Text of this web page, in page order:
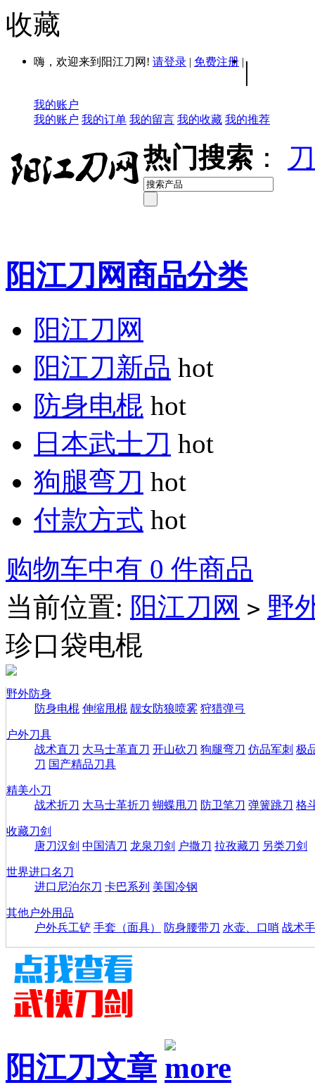
收藏
嗨，欢迎来到阳江刀网! 请登录 | 免费注册 | |
我的账户
我的账户 我的订单 我的留言 我的收藏 我的推荐
热门搜索 ：
阳江刀网商品分类
阳江刀网
阳江刀新品 hot
防身电棍 hot
日本武士刀 hot
狗腿弯刀 hot
付款方式 hot
购物车中有 0 件商品
当前位置: 阳江刀网 > 野
珍口袋电棍
野外防身
防身电棍 伸缩甩棍 靓女防狼喷雾 狩猎弹弓
户外刀具
战术直刀 大马士革直刀 开山砍刀 狗腿弯刀 仿品军刺 极
刀 国产精品刀具
精美小刀
战术折刀 大马士革折刀 蝴蝶甩刀 防卫笔刀 弹簧跳刀 格
收藏刀剑
唐刀汉剑 中国清刀 龙泉刀剑 户撒刀 拉孜藏刀 另类刀剑
世界进口名刀
进口尼泊尔刀 卡巴系列 美国冷钢
其他户外用品
户外兵工铲 手套（面具） 防身腰带刀 水壶、口哨 战术
阳江刀文章